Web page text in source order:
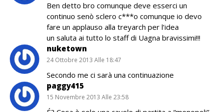
Ben detto bro comunque deve esserci un
continuo senò sclero c***o comunque io devo
fare un applauso alla treyarch per l’idea
un saluta ai tutto lo staff di Uagna bravissimi!!!
nuketown
24 Ottobre 2013 Alle 18:47
Secondo me ci sarà una continuazione
paggy415
15 Novembre 2013 Alle 23:58